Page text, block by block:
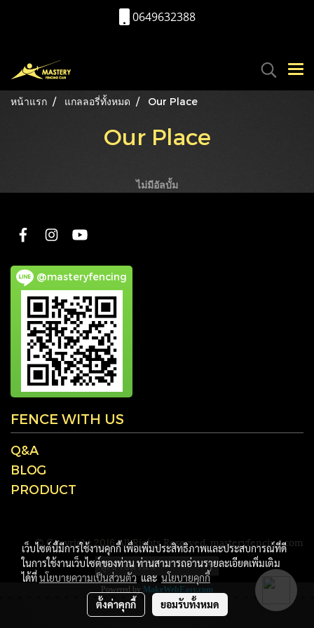
0649632388
หน้าแรก แกลลอรี่ทั้งหมด Our Place
Our Place
ไม่มีอัลบั้ม
@masteryfencing
FENCE WITH US
Q&A
BLOG
PRODUCT
© Copyright 2016 All Rights Reserved. masteryfencing.com
ผู้เข้าชมวันนี้ 1
Powered by MakeWebEasy.com
เว็บไซต์นี้มีการใช้งานคุกกี้ เพื่อเพิ่มประสิทธิภาพและประสบการณ์ที่ดี
ในการใช้งานเว็บไซต์ของท่าน ท่านสามารถอ่านรายละเอียดเพิ่มเติม
ได้ที่นโยบายความเป็นส่วนตัวและนโยบายคุกกี้
ตั้งค่าคุกกี้ ยอมรับทั้งหมด